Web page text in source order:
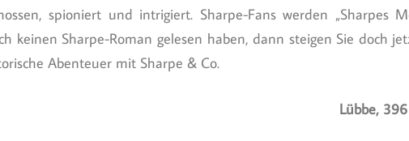
spioniert und intrigiert. Sharpe-Fans werden „Sharpes
keinen Sharpe-Roman gelesen haben, dann steigen Sie doch
Abenteuer mit Sharpe & Co.
Lübbe,